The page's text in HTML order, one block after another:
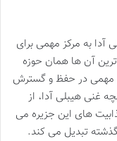
آدا به مرکز مهمی برای
آن ها همان حوزه
مهمی در حفظ و گسترش
غنی هیبلی آدا، از
های این جزیره می
گذشته تبدیل می کند.